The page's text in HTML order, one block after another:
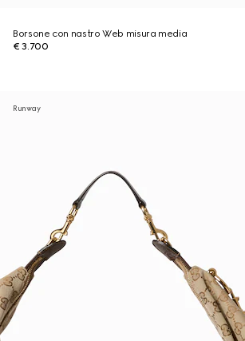
Borsone con nastro Web misura media
€ 3.700
Runway